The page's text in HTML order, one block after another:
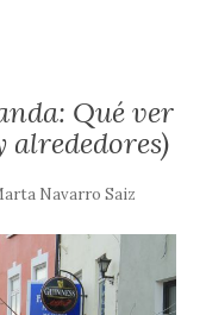
Qué ver
alrededores)
Navarro Saiz